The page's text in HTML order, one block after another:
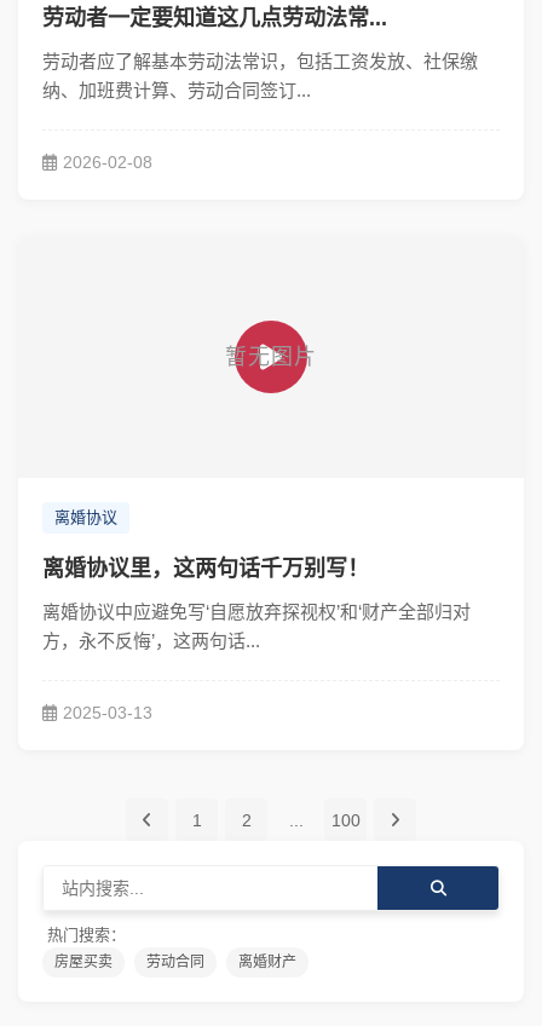
劳动者一定要知道这几点劳动法常...
劳动者应了解基本劳动法常识，包括工资发放、社保缴
纳、加班费计算、劳动合同签订...
2026-02-08
离婚协议
离婚协议里，这两句话千万别写！
离婚协议中应避免写‘自愿放弃探视权’和‘财产全部归对
方，永不反悔’，这两句话...
2025-03-13
1 2 100
热门搜索：
房屋买卖 劳动合同 离婚财产